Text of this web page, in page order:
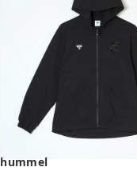
hummel